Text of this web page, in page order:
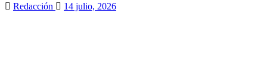
Redacción 14 julio, 2026